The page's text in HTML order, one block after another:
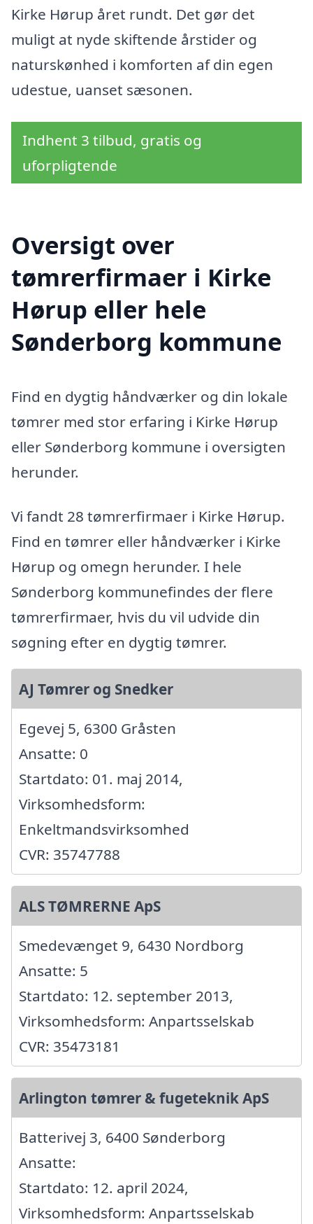
Kirke Hørup året rundt. Det gør det
muligt at nyde skiftende årstider og
naturskønhed i komforten af din egen
udestue, uanset sæsonen.
Indhent 3 tilbud, gratis og
uforpligtende
Oversigt over
tømrerfirmaer i Kirke
Hørup eller hele
Sønderborg kommune
Find en dygtig håndværker og din lokale
tømrer med stor erfaring i Kirke Hørup
eller Sønderborg kommune i oversigten
herunder.
Vi fandt 28 tømrerfirmaer i Kirke Hørup.
Find en tømrer eller håndværker i Kirke
Hørup og omegn herunder. I hele
Sønderborg kommunefindes der flere
tømrerfirmaer, hvis du vil udvide din
søgning efter en dygtig tømrer.
AJ Tømrer og Snedker
Egevej 5, 6300 Gråsten
Ansatte: 0
Startdato: 01. maj 2014,
Virksomhedsform:
Enkeltmandsvirksomhed
CVR: 35747788
ALS TØMRERNE ApS
Smedevænget 9, 6430 Nordborg
Ansatte: 5
Startdato: 12. september 2013,
Virksomhedsform: Anpartsselskab
CVR: 35473181
Arlington tømrer & fugeteknik ApS
Batterivej 3, 6400 Sønderborg
Ansatte:
Startdato: 12. april 2024,
Virksomhedsform: Anpartsselskab